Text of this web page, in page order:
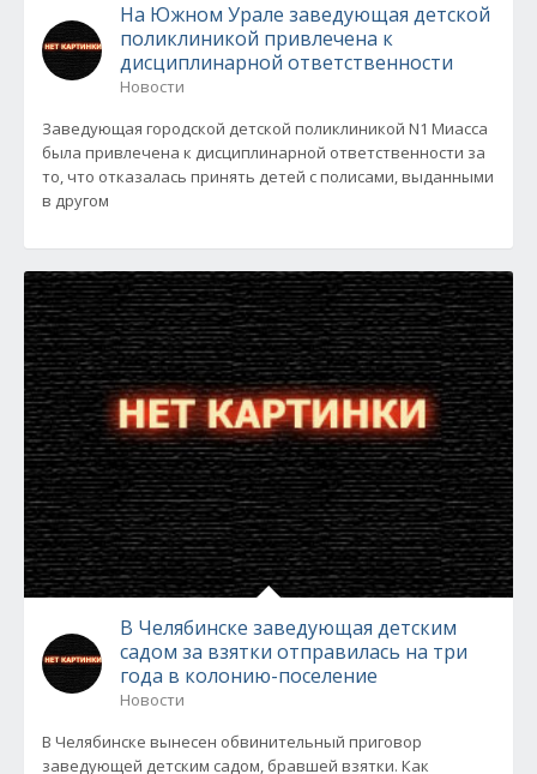
На Южном Урале заведующая детской
поликлиникой привлечена к
дисциплинарной ответственности
Новости
Заведующая городской детской поликлиникой N1 Миасса
была привлечена к дисциплинарной ответственности за
то, что отказалась принять детей с полисами, выданными
в другом
В Челябинске заведующая детским
садом за взятки отправилась на три
года в колонию-поселение
Новости
В Челябинске вынесен обвинительный приговор
заведующей детским садом, бравшей взятки. Как